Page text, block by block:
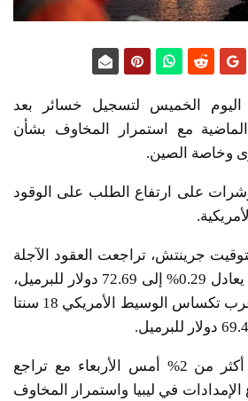
الخميس لتسجيل خسائر بعد
مع استمرار المخاوف بشأن
وخاصة الصين.
على ارتفاع الطلب على الوقود
الساعة 5:41 بتوقيت جرينتش، تراجعت العقود الآجلة
لخام برنت 21 سنتا بما يعادل 0.29% إلى 72.69 دولار للبرميل،
في حين انخفض خام غرب تكساس الوسيط الأمريكي 18 سنتا
وهبطت أسعار النفط أكثر من 2% أمس الأربعاء مع تراجع
في ليبيا واستمرار المخاوف